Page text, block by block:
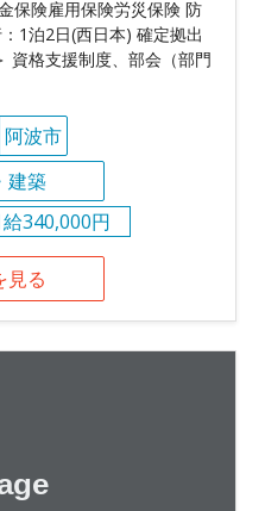
保険雇用保険労災保険 防
1泊2日(西日本) 確定拠出
資格支援制度、部会（部門
阿波市
建築
給340,000円
見る